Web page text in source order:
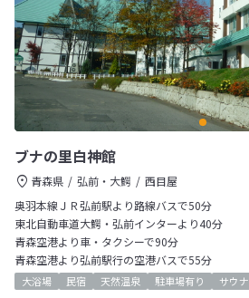
ブナの里白神館
青森県 弘前・大鰐
西目屋
奥羽本線ＪＲ弘前駅より路線バスで50分
東北自動車道大鰐・弘前インターより40分
青森空港より車・タクシーで90分
青森空港より弘前駅行の空港バスで55分
大浴場 民宿 天然温泉 駐車場有り サウナ